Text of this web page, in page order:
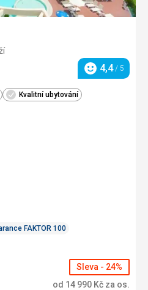
Hodnocení
4,4/ 5
Kvalitní ubytování
FAKTOR 100
Sleva - 24%
od 14 990 Kč za os.